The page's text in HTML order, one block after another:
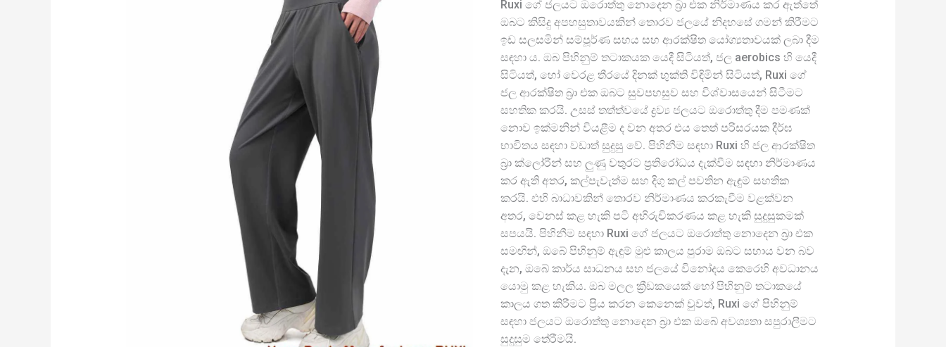
Ruxi ගේ ජලයට ඔරොත්තු නොදෙන බ්‍රා එක නිර්මාණය කර ඇත්තේ
ඔබට කිසිදු අපහසුතාවයකින් තොරව ජලයේ නිදහසේ ගමන් කිරීමට
ඉඩ සලසමින් සම්පූර්ණ සහය සහ ආරක්ෂිත යෝග්‍යතාවයක් ලබා දීම
සඳහා ය. ඔබ පිහිනුම් තටාකයක යෙදී සිටියත්, ජල aerobics හි යෙදී
සිටියත්, හෝ වෙරළ තීරයේ දිනක් භුක්ති විඳිමින් සිටියත්, Ruxi ගේ
ජල ආරක්ෂිත බ්‍රා එක ඔබට සුවපහසුව සහ විශ්වාසයෙන් සිටීමට
සහතික කරයි. උසස් තත්ත්වයේ ද්‍රව්‍ය ජලයට ඔරොත්තු දීම පමණක්
නොව ඉක්මනින් වියළීම ද වන අතර එය තෙත් පරිසරයක දීර්ඝ
භාවිතය සඳහා වඩාත් සුදුසු වේ. පිහිනීම සඳහා Ruxi හි ජල ආරක්ෂිත
බ්‍රා ක්ලෝරීන් සහ ලුණු වතුරට ප්‍රතිරෝධය දැක්වීම සඳහා නිර්මාණය
කර ඇති අතර, කල්පැවැත්ම සහ දිගු කල් පවතින ඇඳුම් සහතික
කරයි. එහි බාධාවකින් තොරව නිර්මාණය කරකැවීම වළක්වන
අතර, වෙනස් කළ හැකි පටි අභිරුචිකරණය කළ හැකි සුදුසුකමක්
සපයයි. පිහිනීම සඳහා Ruxi ගේ ජලයට ඔරොත්තු නොදෙන බ්‍රා එක
සමඟින්, ඔබේ පිහිනුම් ඇඳුම් මුළු කාලය පුරාම ඔබට සහාය වන බව
දැන, ඔබේ කාර්ය සාධනය සහ ජලයේ විනෝදය කෙරෙහි අවධානය
යොමු කළ හැකිය. ඔබ මලල ක්‍රීඩකයෙක් හෝ පිහිනුම් තටාකයේ
කාලය ගත කිරීමට ප්‍රිය කරන කෙනෙක් වුවත්, Ruxi ගේ පිහිනුම්
සඳහා ජලයට ඔරොත්තු නොදෙන බ්‍රා එක ඔබේ අවශ්‍යතා සපුරාලීමට
සුදුසුම තේරීමයි.